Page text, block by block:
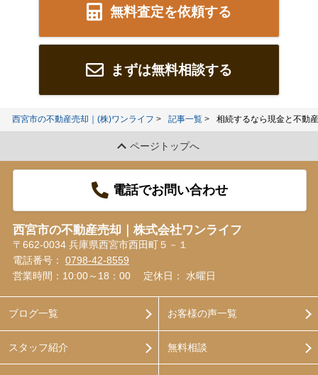
無料査定を依頼する
まずは無料相談する
西宮市の不動産売却｜(株)ワンライフ 記事一覧 相続するなら現金と不動
ページトップへ
電話でお問い合わせ
西宮市の不動産売却｜株式会社ワンライフ
〒662-0034 兵庫県西宮市西田町５－１
電話番号： 0798-42-8559
営業時間：10:00～18：00
定休日： 水曜日
ブログ一覧
スタッフ紹介
お客様の声一覧
無料相談